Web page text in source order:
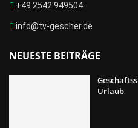
+49 2542 949504
info@tv-gescher.de
NEUESTE BEITRÄGE
Urlaub